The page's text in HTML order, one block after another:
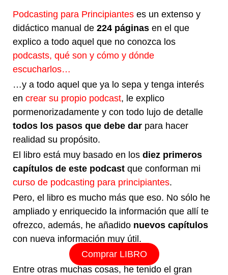
Podcasting para Principiantes es un extenso y
didáctico manual de224 páginas en el que
explico a todo aquel que no conozca los
podcasts, qué son y cómo y dónde
escucharlos…
…y a todo aquel que ya lo sepa y tenga interés
encrear su propio podcast, le explico
pormenorizadamente y con todo lujo de detalle
todos los pasos que debe dar para hacer
realidad su propósito.
El libro está muy basado en losdiez primeros
capítulos de este podcast que conforman mi
curso de podcasting para principiantes.
Pero, el libro es mucho más que eso. No sólo he
ampliado y enriquecido la información que allí te
ofrezco, además, he añadido nuevos capítulos
con nueva información muy útil.
Comprar LIBRO
Entre otras muchas cosas, he tenido el gran